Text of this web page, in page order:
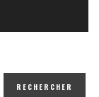
RECHERCHER